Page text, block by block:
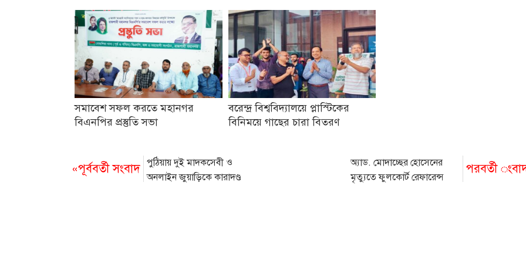
সমাবেশ সফল করতে মহানগর
বিএনপির প্রস্তুতি সভা
বরেন্দ্র বিশ্ববিদ্যালয়ে প্লাস্টিকের
বিনিময়ে গাছের চারা বিতরণ
«পূর্ববর্তী সংবাদ পুঠিয়ায় দুই মাদকসেবী ও
অনলাইন জুয়াড়িকে কারাদণ্ড
পরবর্তী
অ্যাড. মোদাচ্ছের হোসেনের
মৃত্যুতে ফুলকোর্ট রেফারেন্স